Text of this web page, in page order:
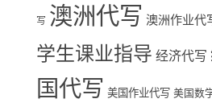
写 澳洲代写 澳洲作业代
学生课业指导 经济代写
国代写 美国作业代写 美国数